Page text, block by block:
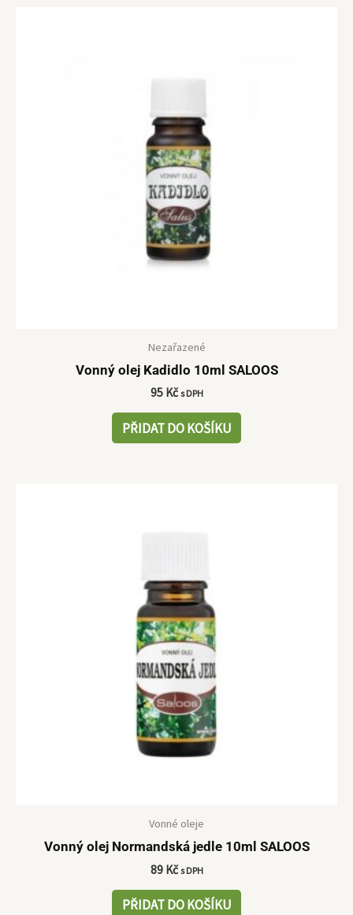
Nezařazené
Vonný olej Kadidlo 10ml SALOOS
95 Kč s DPH
PŘIDAT DO KOŠÍKU
Vonné oleje
Vonný olej Normandská jedle 10ml SALOOS
89 Kč s DPH
PŘIDAT DO KOŠÍKU